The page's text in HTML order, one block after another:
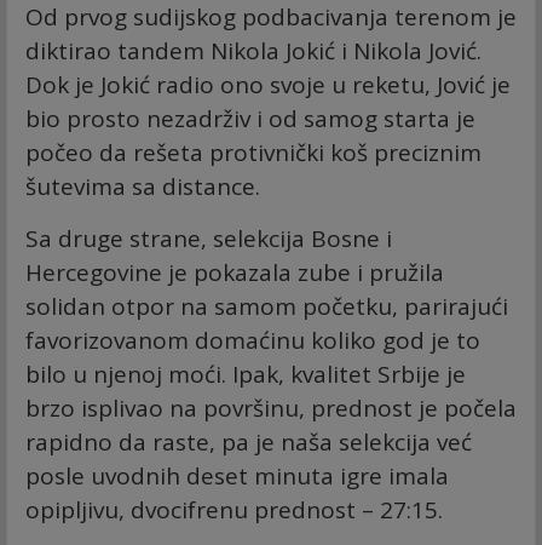
Od prvog sudijskog podbacivanja terenom je
diktirao tandem Nikola Jokić i Nikola Jović.
Dok je Jokić radio ono svoje u reketu, Jović je
bio prosto nezadrživ i od samog starta je
počeo da rešeta protivnički koš preciznim
šutevima sa distance.
Sa druge strane, selekcija Bosne i
Hercegovine je pokazala zube i pružila
solidan otpor na samom početku, parirajući
favorizovanom domaćinu koliko god je to
bilo u njenoj moći. Ipak, kvalitet Srbije je
brzo isplivao na površinu, prednost je počela
rapidno da raste, pa je naša selekcija već
posle uvodnih deset minuta igre imala
opipljivu, dvocifrenu prednost – 27:15.